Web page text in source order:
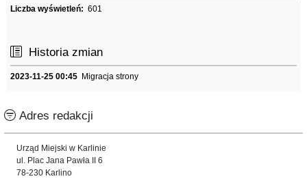
Liczba wyświetleń: 601
Historia zmian
2023-11-25 00:45 Migracja strony
Adres redakcji
Urząd Miejski w Karlinie
ul. Plac Jana Pawła II 6
78-230 Karlino